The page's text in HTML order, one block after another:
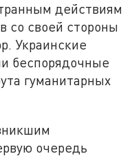
действиям
со своей стороны
Украинские
беспорядочные
гуманитарных
очередь